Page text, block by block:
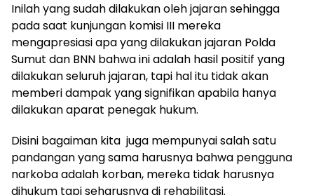
Inilah yang sudah dilakukan oleh jajaran sehingga
pada saat kunjungan komisi III mereka
mengapresiasi apa yang dilakukan jajaran Polda
Sumut dan BNN bahwa ini adalah hasil positif yang
dilakukan seluruh jajaran, tapi hal itu tidak akan
memberi dampak yang signifikan apabila hanya
dilakukan aparat penegak hukum.
Disini bagaiman kita juga mempunyai salah satu
pandangan yang sama harusnya bahwa pengguna
narkoba adalah korban, mereka tidak harusnya
dihukum tapi seharusnya di rehabilitasi.